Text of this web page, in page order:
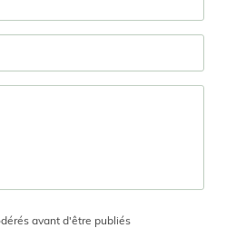
avant d'être publiés